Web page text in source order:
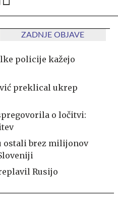
ZADNJE OBJAVE
policije kažejo
preklical ukrep
o ločitvi:
ostali brez milijonov
Rusijo